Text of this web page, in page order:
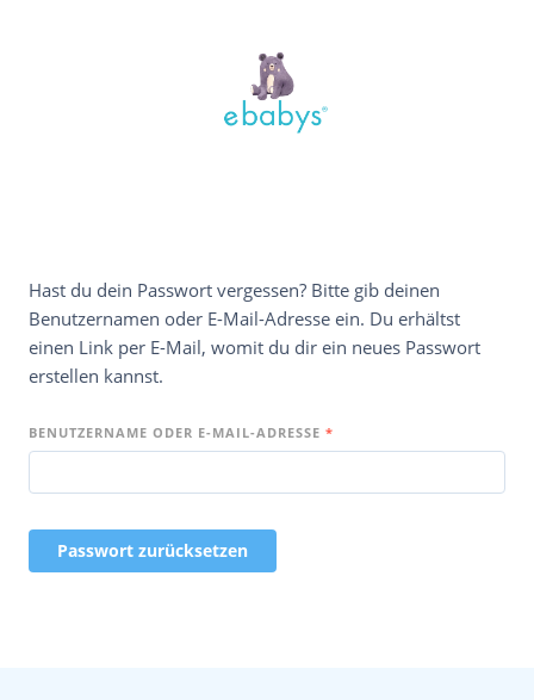
Hast du dein Passwort vergessen? Bitte gib deinen
Benutzernamen oder E-Mail-Adresse ein. Du erhältst
einen Link per E-Mail, womit du dir ein neues Passwort
erstellen kannst.
BENUTZERNAME ODER E-MAIL-ADRESSE *
Passwort zurücksetzen